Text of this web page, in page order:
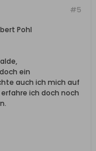
#5
Pohl
ein
auch ich mich auf
ich doch noch